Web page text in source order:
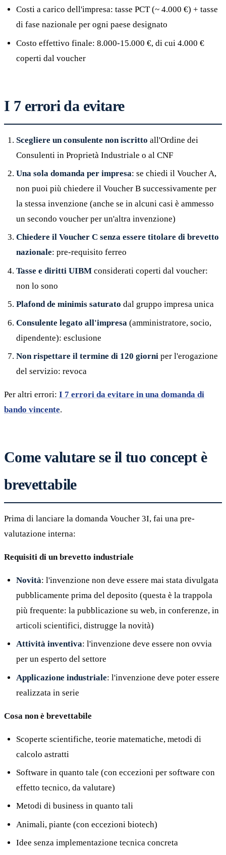
Costi a carico dell'impresa: tasse PCT (~ 4.000 €) + tasse
di fase nazionale per ogni paese designato
Costo effettivo finale: 8.000-15.000 €, di cui 4.000 €
coperti dal voucher
I 7 errori da evitare
Scegliere un consulente non iscritto all'Ordine dei
Consulenti in Proprietà Industriale o al CNF
Una sola domanda per impresa: se chiedi il Voucher A,
non puoi più chiedere il Voucher B successivamente per
la stessa invenzione (anche se in alcuni casi è ammesso
un secondo voucher per un'altra invenzione)
Chiedere il Voucher C senza essere titolare di brevetto
nazionale: pre-requisito ferreo
Tasse e diritti UIBM considerati coperti dal voucher:
non lo sono
Plafond de minimis saturato dal gruppo impresa unica
Consulente legato all'impresa (amministratore, socio,
dipendente): esclusione
Non rispettare il termine di 120 giorni per l'erogazione
del servizio: revoca
Per altri errori: I 7 errori da evitare in una domanda di
bando vincente.
Come valutare se il tuo concept è
brevettabile
Prima di lanciare la domanda Voucher 3I, fai una pre-
valutazione interna:
Requisiti di un brevetto industriale
Novità: l'invenzione non deve essere mai stata divulgata
pubblicamente prima del deposito (questa è la trappola
più frequente: la pubblicazione su web, in conferenze, in
articoli scientifici, distrugge la novità)
Attività inventiva: l'invenzione deve essere non ovvia
per un esperto del settore
Applicazione industriale: l'invenzione deve poter essere
realizzata in serie
Cosa non è brevettabile
Scoperte scientifiche, teorie matematiche, metodi di
calcolo astratti
Software in quanto tale (con eccezioni per software con
effetto tecnico, da valutare)
Metodi di business in quanto tali
Animali, piante (con eccezioni biotech)
Idee senza implementazione tecnica concreta